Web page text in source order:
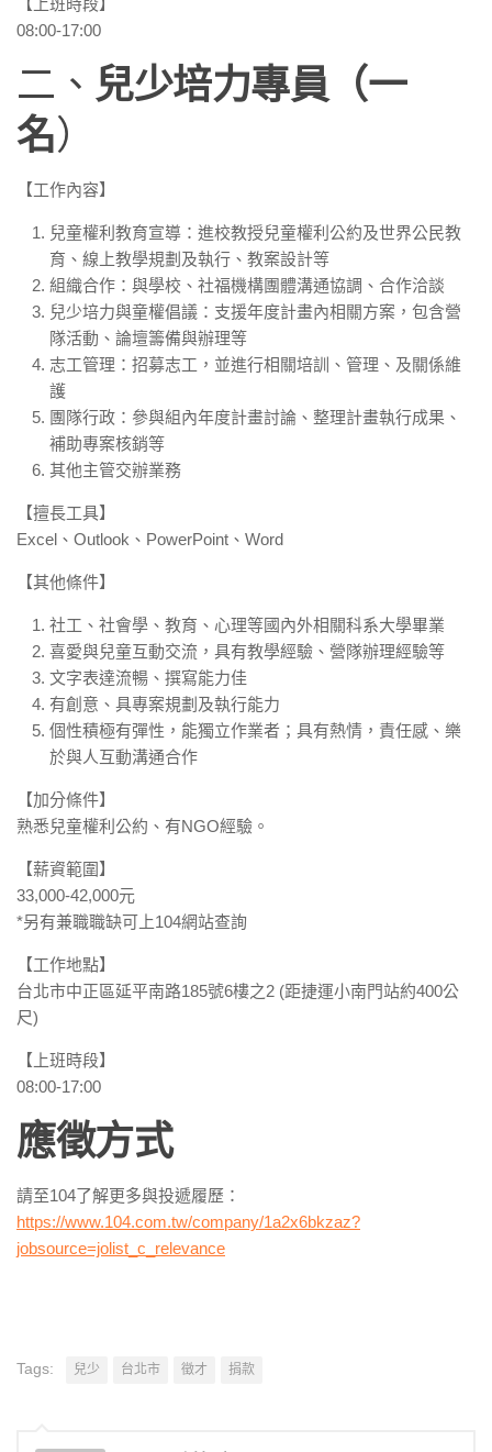
【上班時段】
08:00-17:00
二、 兒少培力專員（一
名）
【工作內容】
兒童權利教育宣導：進校教授兒童權利公約及世界公民教
育、線上教學規劃及執行、教案設計等
組織合作：與學校、社福機構團體溝通協調、合作洽談
兒少培力與童權倡議：支援年度計畫內相關方案，包含營
隊活動、論壇籌備與辦理等
志工管理：招募志工，並進行相關培訓、管理、及關係維
護
團隊行政：參與組內年度計畫討論、整理計畫執行成果、
補助專案核銷等
其他主管交辦業務
【擅長工具】
Excel、Outlook、PowerPoint、Word
【其他條件】
社工、社會學、教育、心理等國內外相關科系大學畢業
喜愛與兒童互動交流，具有教學經驗、營隊辦理經驗等
文字表達流暢、撰寫能力佳
有創意、具專案規劃及執行能力
個性積極有彈性，能獨立作業者；具有熱情，責任感、樂
於與人互動溝通合作
【加分條件】
熟悉兒童權利公約、有NGO經驗。
【薪資範圍】
33,000-42,000元
*另有兼職職缺可上104網站查詢
【工作地點】
台北市中正區延平南路185號6樓之2 (距捷運小南門站約400公
尺)
【上班時段】
08:00-17:00
應徵方式
請至104了解更多與投遞履歷：
https://www.104.com.tw/company/1a2x6bkzaz?
jobsource=jolist_c_relevance
Tags: 兒少 台北市 徵才 捐款